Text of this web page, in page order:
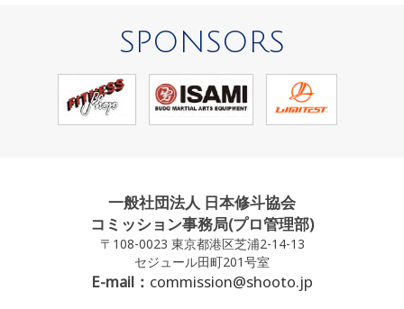
SPONSORS
一般社団法人 日本修斗協会
コミッション事務局(プロ管理部)
〒108-0023 東京都港区芝浦2-14-13
セジュール田町201号室
E-mail： commission@shooto.jp